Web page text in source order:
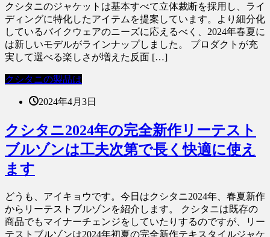
クシタニのジャケットは基本すべて立体裁断を採用し、ライ
ディングに特化したアイテムを提案しています。より細分化
しているバイクウェアのニーズに応えるべく、2024年春夏に
は新しいモデルがラインナップしました。 プロダクトが充
実して選べる楽しさが増えた反面 […]
クシタニの製品は
2024年4月3日
クシタニ2024年の完全新作リーテスト
ブルゾンは工夫次第で長く快適に使え
ます
どうも、アイキョウです。今日はクシタニ2024年、春夏新作
からリーテストブルゾンを紹介します。 クシタニは既存の
商品でもマイナーチェンジをしていたりするのですが、リー
テストブルゾンは2024年初夏の完全新作テキスタイルジャケ